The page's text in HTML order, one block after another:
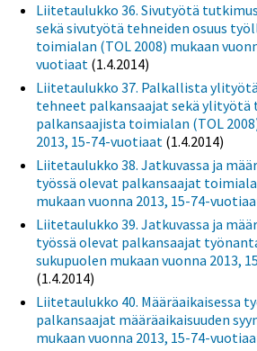
Liitetaulukko 36. Sivutyötä
sekä sivutyötä tehneiden osuus
toimialan (TOL 2008) mukaan
vuotiaat (1.4.2014)
Liitetaulukko 37. Palkallista
tehneet palkansaajat sekä ylityötä
palkansaajista toimialan (TOL
2013, 15-74-vuotiaat (1.4.2014)
Liitetaulukko 38. Jatkuvassa ja
työssä olevat palkansaajat
mukaan vuonna 2013, 15-74-
Liitetaulukko 39. Jatkuvassa ja
työssä olevat palkansaajat
sukupuolen mukaan vuonna 2013,
(1.4.2014)
Liitetaulukko 40. Määräaikaisessa
palkansaajat määräaikaisuuden
mukaan vuonna 2013, 15-74-